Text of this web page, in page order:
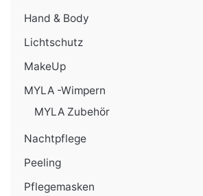
Hand & Body
Lichtschutz
MakeUp
MYLA -Wimpern
MYLA Zubehör
Nachtpflege
Peeling
Pflegemasken